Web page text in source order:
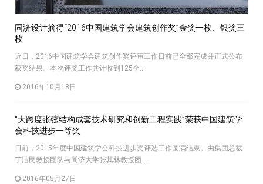
同济设计摘得“2016中国建筑学会建筑创作奖”金奖一枚、银奖三
枚
近日，2016中国建筑学会建筑创作奖评审工作日前已全部完成并正式公布
获奖结果。本次评奖工作共计收到125个...
2016年10月18日
“大跨度张弦结构成套技术研究和创新工程实践”荣获中国建筑学
会科技进步一等奖
日前，2015年度中国建筑学会科技进步奖评选工作圆满结束。由集团总裁
丁洁民教授团队与同济大学张其林教授团...
2016年05月27日